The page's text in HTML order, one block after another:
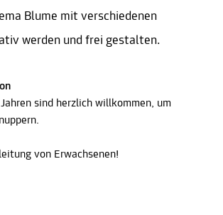
Blume mit verschiedenen
werden und frei gestalten.
sind herzlich willkommen, um
von Erwachsenen!